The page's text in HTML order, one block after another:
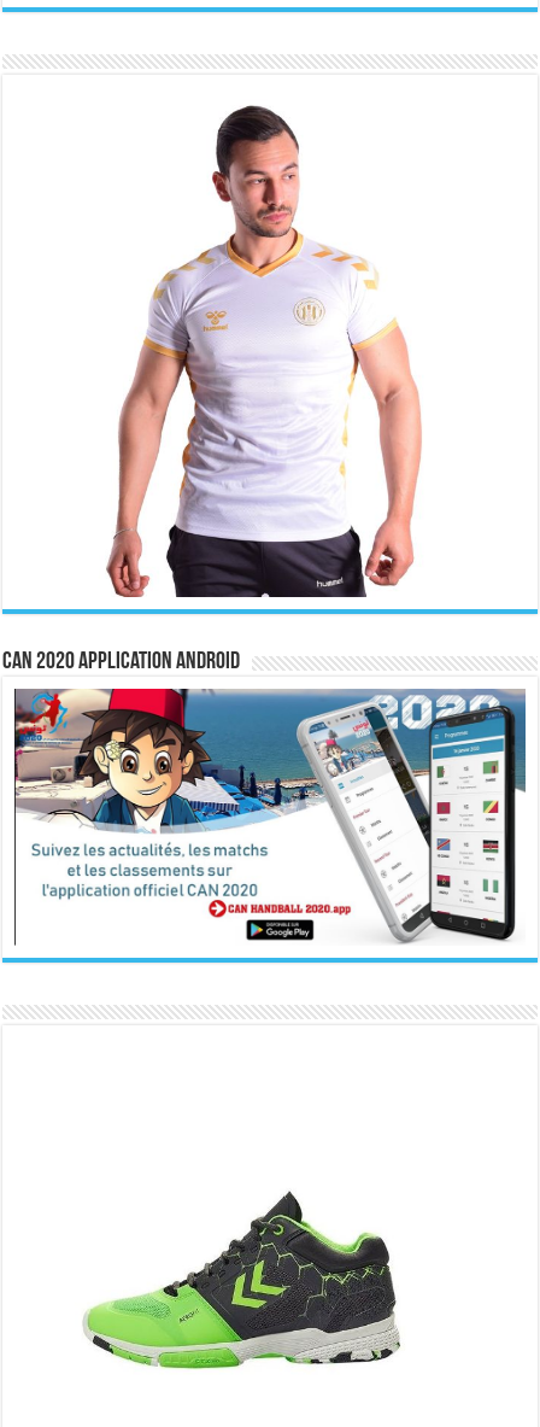
CAN 2020 Application Android